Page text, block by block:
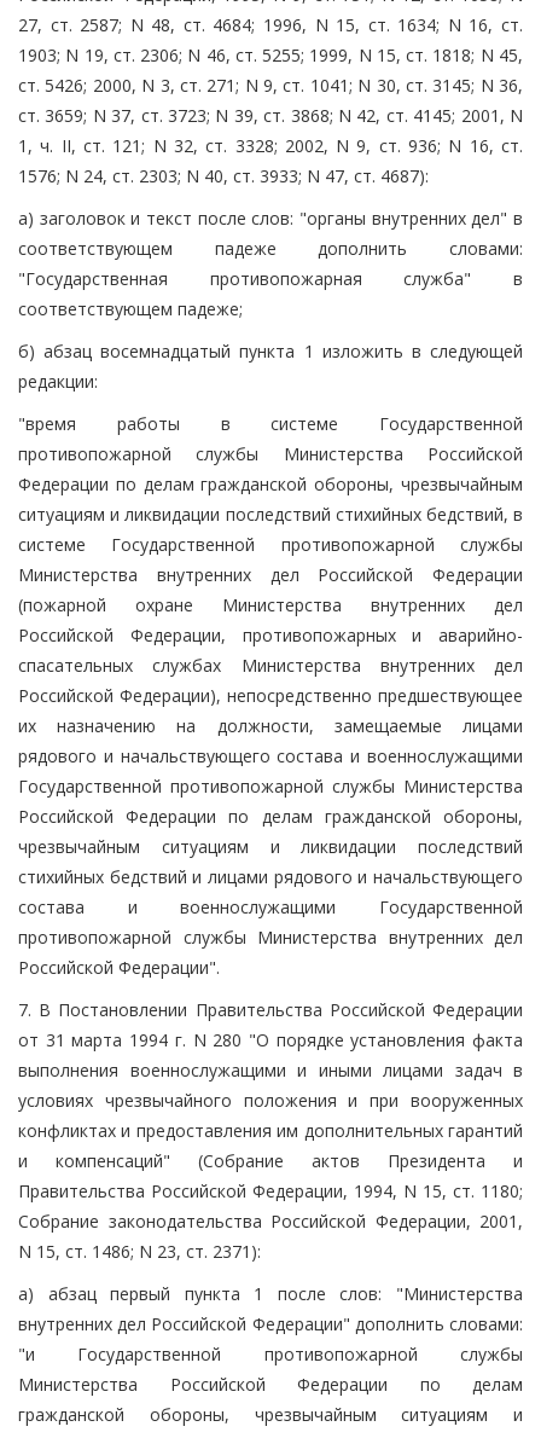
27, ст. 2587; N 48, ст. 4684; 1996, N 15, ст. 1634; N 16, ст.
1903; N 19, ст. 2306; N 46, ст. 5255; 1999, N 15, ст. 1818; N 45,
ст. 5426; 2000, N 3, ст. 271; N 9, ст. 1041; N 30, ст. 3145; N 36,
ст. 3659; N 37, ст. 3723; N 39, ст. 3868; N 42, ст. 4145; 2001, N
1, ч. II, ст. 121; N 32, ст. 3328; 2002, N 9, ст. 936; N 16, ст.
1576; N 24, ст. 2303; N 40, ст. 3933; N 47, ст. 4687):
а) заголовок и текст после слов: "органы внутренних дел" в
соответствующем падеже дополнить словами:
"Государственная противопожарная служба" в
соответствующем падеже;
б) абзац восемнадцатый пункта 1 изложить в следующей
редакции:
"время работы в системе Государственной
противопожарной службы Министерства Российской
Федерации по делам гражданской обороны, чрезвычайным
ситуациям и ликвидации последствий стихийных бедствий, в
системе Государственной противопожарной службы
Министерства внутренних дел Российской Федерации
(пожарной охране Министерства внутренних дел
Российской Федерации, противопожарных и аварийно-
спасательных службах Министерства внутренних дел
Российской Федерации), непосредственно предшествующее
их назначению на должности, замещаемые лицами
рядового и начальствующего состава и военнослужащими
Государственной противопожарной службы Министерства
Российской Федерации по делам гражданской обороны,
чрезвычайным ситуациям и ликвидации последствий
стихийных бедствий и лицами рядового и начальствующего
состава и военнослужащими Государственной
противопожарной службы Министерства внутренних дел
Российской Федерации".
7. В Постановлении Правительства Российской Федерации
от 31 марта 1994 г. N 280 "О порядке установления факта
выполнения военнослужащими и иными лицами задач в
условиях чрезвычайного положения и при вооруженных
конфликтах и предоставления им дополнительных гарантий
и компенсаций" (Собрание актов Президента и
Правительства Российской Федерации, 1994, N 15, ст. 1180;
Собрание законодательства Российской Федерации, 2001,
N 15, ст. 1486; N 23, ст. 2371):
а) абзац первый пункта 1 после слов: "Министерства
внутренних дел Российской Федерации" дополнить словами:
"и Государственной противопожарной службы
Министерства Российской Федерации по делам
гражданской обороны, чрезвычайным ситуациям и